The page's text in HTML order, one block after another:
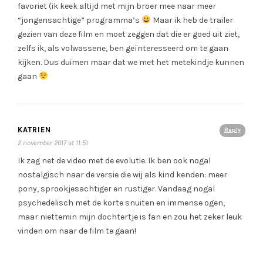
favoriet (ik keek altijd met mijn broer mee naar meer
“jongensachtige” programma’s
Maar ik heb de trailer
gezien van deze film en moet zeggen dat die er goed uit ziet,
zelfs ik, als volwassene, ben geïnteresseerd om te gaan
kijken. Dus duimen maar dat we met het metekindje kunnen
gaan
Reply
KATRIEN
2 november 2017 at 11:51
Ik zag net de video met de evolutie. Ik ben ook nogal
nostalgisch naar de versie die wij als kind kenden: meer
pony, sprookjesachtiger en rustiger. Vandaag nogal
psychedelisch met de korte snuiten en immense ogen,
maar niettemin mijn dochtertje is fan en zou het zeker leuk
vinden om naar de film te gaan!